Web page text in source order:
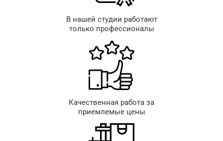
В нашей студии работают
только профессионалы
Качественная работа за
приемлемые цены